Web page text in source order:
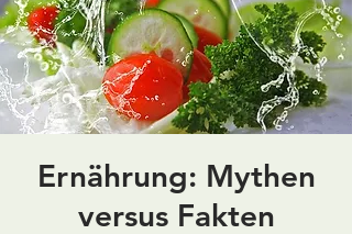
Ernährung: Mythen
versus Fakten